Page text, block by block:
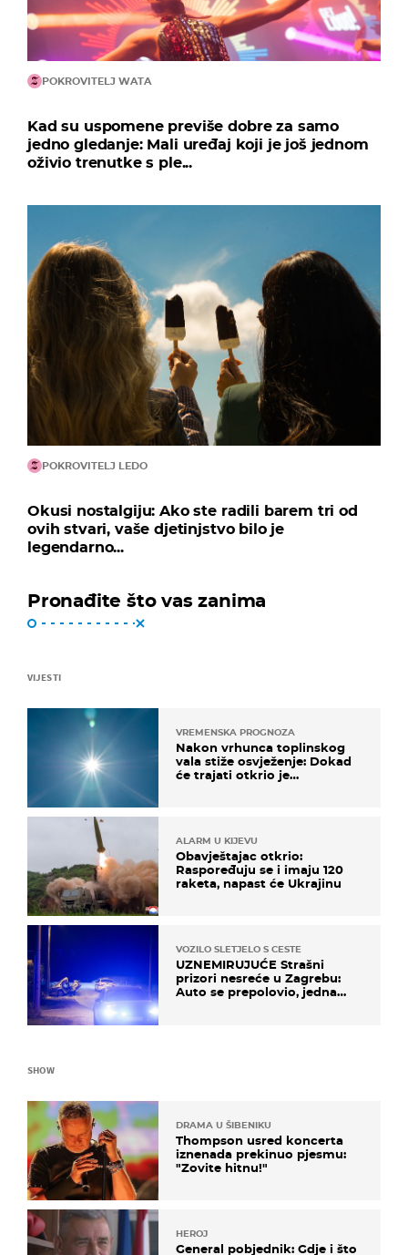
POKROVITELJ WATA
Kad su uspomene previše dobre za samo
jedno gledanje: Mali uređaj koji je još jednom
oživio trenutke s ple...
POKROVITELJ LEDO
Okusi nostalgiju: Ako ste radili barem tri od
ovih stvari, vaše djetinjstvo bilo je
legendarno...
Pronađite što vas zanima
VIJESTI
VREMENSKA PROGNOZA
Nakon vrhunca toplinskog
vala stiže osvježenje: Dokad
će trajati otkrio je
ALARM U KIJEVU
Obavještajac otkrio:
Raspoređuju se i imaju 120
raketa, napast će Ukrajinu
VOZILO SLETJELO S CESTE
UZNEMIRUJUĆE Strašni
prizori nesreće u Zagrebu:
Auto se prepolovio, jedna
SHOW
DRAMA U ŠIBENIKU
Thompson usred koncerta
iznenada prekinuo pjesmu:
"Zovite hitnu!"
HEROJ
General pobjednik: Gdje i što